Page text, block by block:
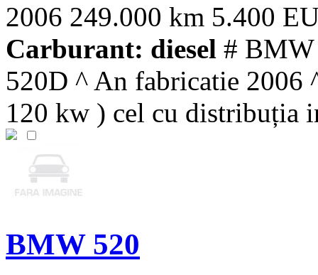
2006 249.000 km 5.400
Carburant: diesel # BMW
520D ^ An fabricatie 2006
120 kw ) cel cu distribuția
BMW 520